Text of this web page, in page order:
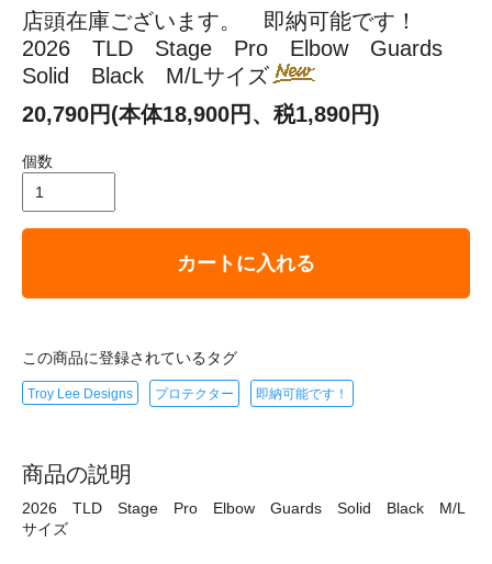
店頭在庫ございます。 即納可能です！
2026 TLD Stage Pro Elbow Guards
Solid Black M/Lサイズ
20,790円(本体18,900円、税1,890円)
個数
カートに入れる
この商品に登録されているタグ
Troy Lee Designs プロテクター 即納可能です！
商品の説明
2026 TLD Stage Pro Elbow Guards Solid Black M/L
サイズ